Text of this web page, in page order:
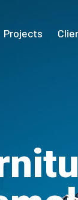
Projects